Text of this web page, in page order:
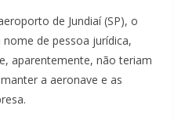
de Jundiaí (SP), o
de pessoa jurídica,
aparentemente, não teriam
a aeronave e as